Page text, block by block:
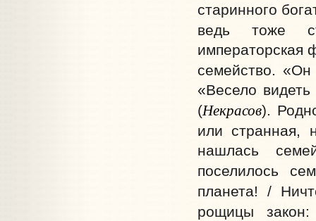
старинного
ведь тоже
императорская
семейство.
«Весело
(Некрасов).
или странная,
нашлась
поселилось
планета! /
рощицы